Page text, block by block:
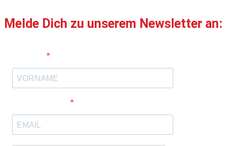
Melde Dich zu unserem Newsletter an: